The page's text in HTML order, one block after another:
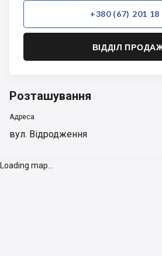
+380 (67) 201 18
ВІДДІЛ
Розташування
Адреса
вул. Відродження
Loading map...